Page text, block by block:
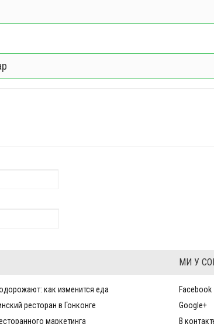
как изменится еда
ресторан в Гонконге
маркетинга
МИ У
Facebook
Google+
В